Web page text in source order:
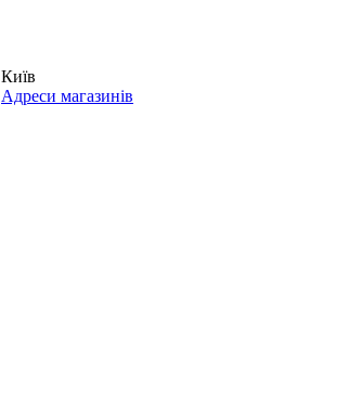
Київ
Адреси магазинів